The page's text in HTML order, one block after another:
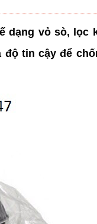
dạng vỏ sò,
tin cậy để